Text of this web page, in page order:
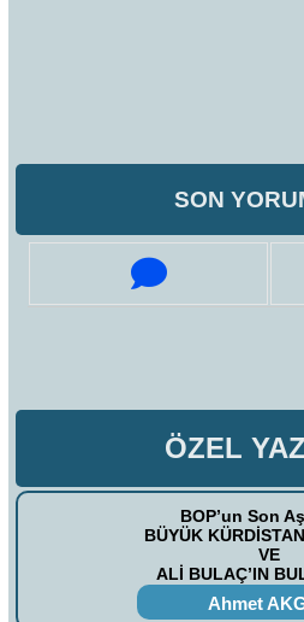
SON
ÖZEL
BOP’un Son
BÜYÜK
VE
ALİ BULAÇ’IN
Ahmet